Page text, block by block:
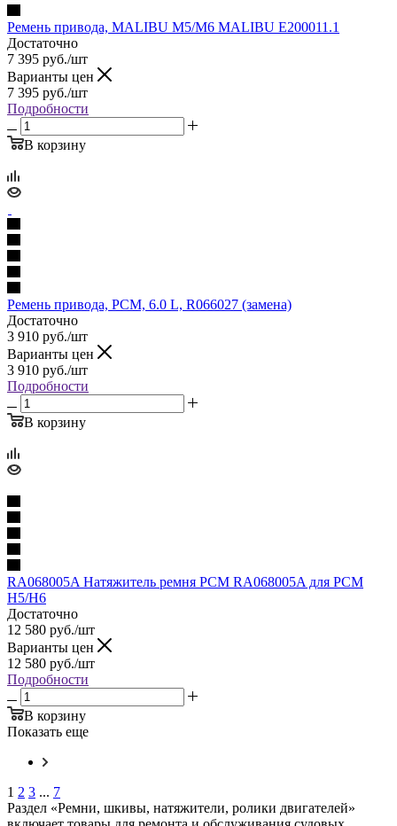
Ремень привода, MALIBU M5/M6 MALIBU E200011.1
Достаточно
7 395 руб./шт
Варианты цен
7 395 руб./шт
Подробности
В корзину
Ремень привода, PCM, 6.0 L, R066027 (замена)
Достаточно
3 910 руб./шт
Варианты цен
3 910 руб./шт
Подробности
В корзину
RA068005A Натяжитель ремня PCM RA068005A для PCM
H5/H6
Достаточно
12 580 руб./шт
Варианты цен
12 580 руб./шт
Подробности
В корзину
Показать еще
1 2 3 ... 7
Раздел «Ремни, шкивы, натяжители, ролики двигателей»